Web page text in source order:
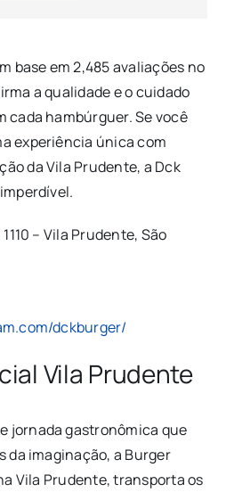
base em 2,485 avaliações no
a qualidade e o cuidado
cada hambúrguer. Se você
experiência única com
da Vila Prudente, a Dck
– Vila Prudente, São
dckburger/
Vila Prudente
jornada gastronômica que
da imaginação, a Burger
Vila Prudente, transporta os